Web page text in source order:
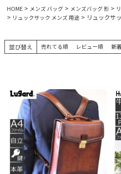
HOME メンズ バッグ メンズバッグ 形
リュックサック メンズ 用途
リュックサ
並び替え 売れてる順 レビュー順 新